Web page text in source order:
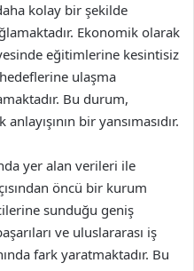
kolay bir şekilde
Ekonomik olarak
eğitimlerine kesintisiz
ulaşma
Bu durum,
bir yansımasıdır.
yer alan verileri ile
öncü bir kurum
sunduğu geniş
ve uluslararası iş
fark yaratmaktadır. Bu